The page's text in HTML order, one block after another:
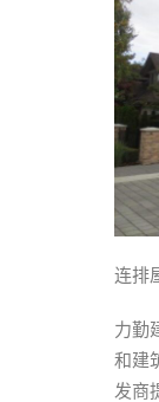
连排
力勤
和建
发商